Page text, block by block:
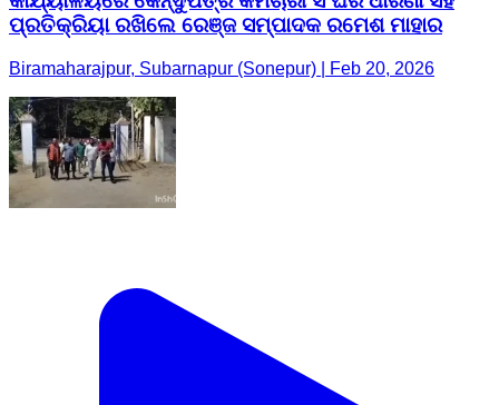
ପ୍ରତିକ୍ରିୟା ରଖିଲେ ରେଞ୍ଜ ସମ୍ପାଦକ ରମେଶ ମାହାର
Biramaharajpur, Subarnapur (Sonepur) | Feb 20, 2026